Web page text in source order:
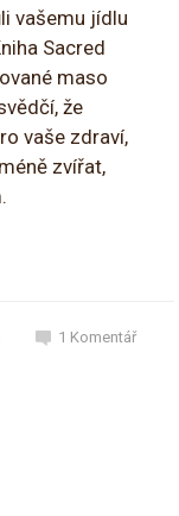
vašemu jídlu
Sacred
maso
že
vaše zdraví,
zvířat,
1 Komentář